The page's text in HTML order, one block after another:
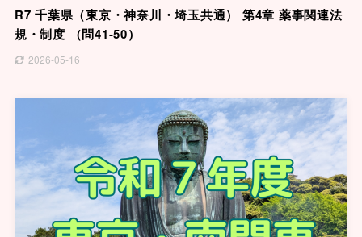
R7 千葉県（東京・神奈川・埼玉共通） 第4章 薬事関連法
規・制度 （問41-50）
2026-05-16